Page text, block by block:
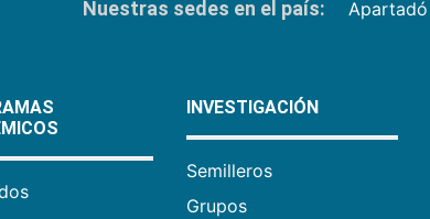
Nuestras sedes en el país: Apartadó
INVESTIGACIÓN
Semilleros
Grupos